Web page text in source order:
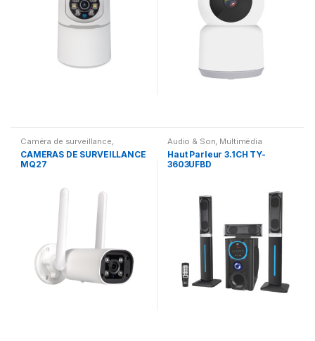
Caméra de surveillance
Gadgets
CAMÉRAS DE SURVEILLANCE
MQ27
Audio & Son Multimédia
Haut Parleur 3.1CH TY-
3603UFBD